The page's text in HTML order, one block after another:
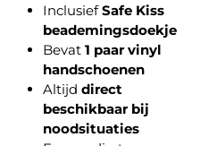
InclusiefSafe Kiss
beademingsdoekje
Bevat 1 paar vinyl
handschoenen
Altijd direct
beschikbaar bij
noodsituaties